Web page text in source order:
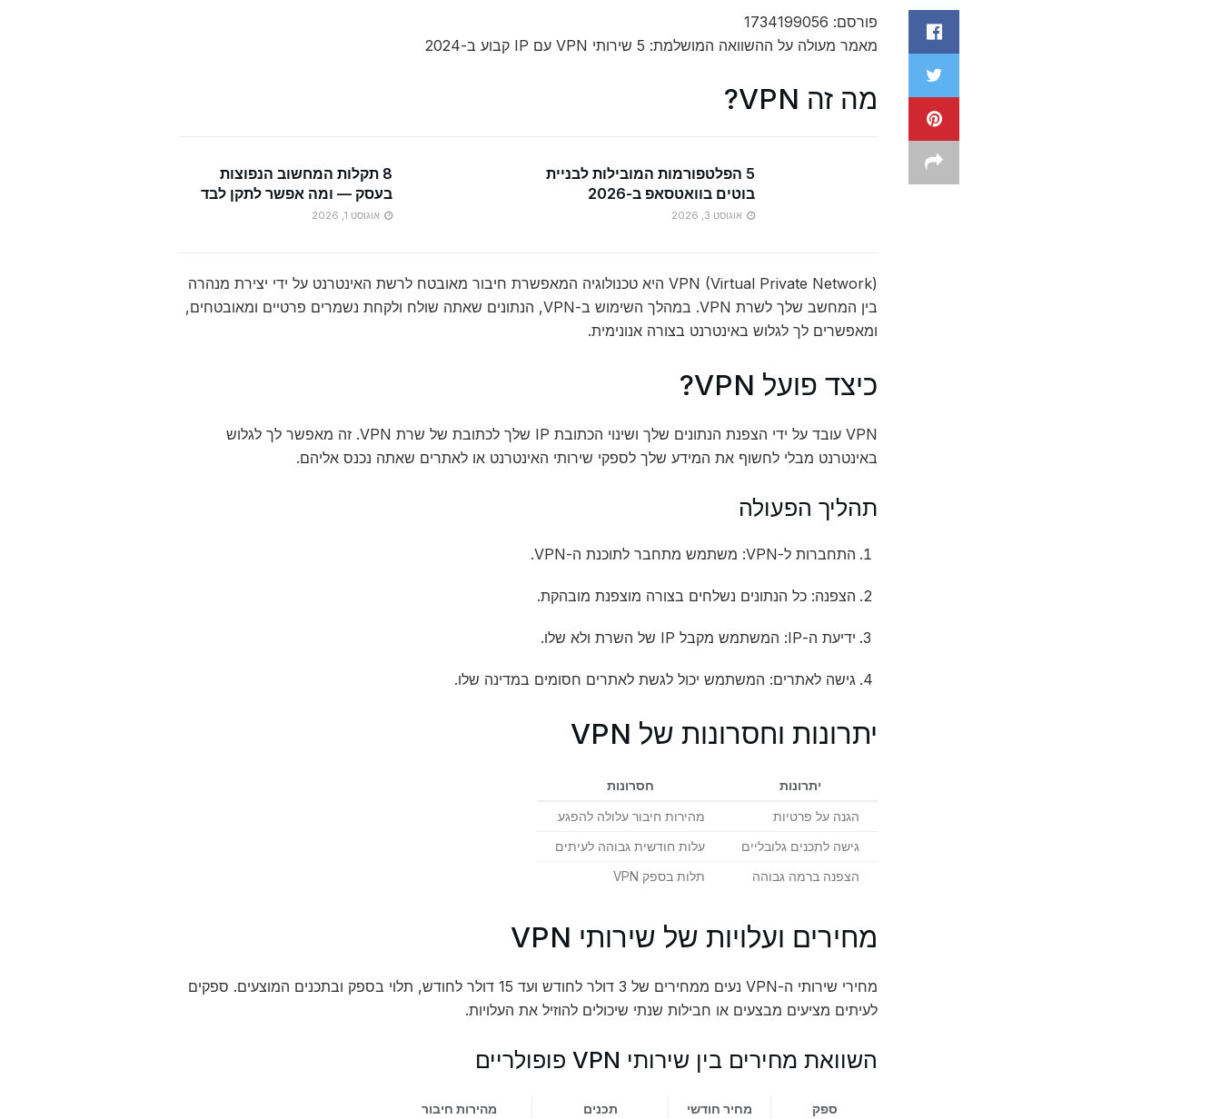
פורסם: 1734199056
מאמר מעולה על ההשוואה המושלמת: 5 שירותי VPN עם IP קבוע ב-2024
מה זה VPN?
5 הפלטפורמות המובילות לבניית
בוטים בוואטסאפ ב-2026
אוגוסט 3, 2026
8 תקלות המחשוב הנפוצות
בעסק — ומה אפשר לתקן לבד
אוגוסט 1, 2026
VPN (Virtual Private Network) היא טכנולוגיה המאפשרת חיבור מאובטח לרשת האינטרנט על ידי יצירת מנהרה
בין המחשב שלך לשרת VPN. במהלך השימוש ב-VPN, הנתונים שאתה שולח ולקחת נשמרים פרטיים ומאובטחים,
ומאפשרים לך לגלוש באינטרנט בצורה אנונימית.
כיצד פועל VPN?
VPN עובד על ידי הצפנת הנתונים שלך ושינוי הכתובת IP שלך לכתובת של שרת VPN. זה מאפשר לך לגלוש
באינטרנט מבלי לחשוף את המידע שלך לספקי שירותי האינטרנט או לאתרים שאתה נכנס אליהם.
תהליך הפעולה
התחברות ל-VPN: משתמש מתחבר לתוכנת ה-VPN.
הצפנה: כל הנתונים נשלחים בצורה מוצפנת מובהקת.
ידיעת ה-IP: המשתמש מקבל IP של השרת ולא שלו.
גישה לאתרים: המשתמש יכול לגשת לאתרים חסומים במדינה שלו.
יתרונות וחסרונות של VPN
יתרונות חסרונות
הגנה על פרטיות מהירות חיבור עלולה להפגע
גישה לתכנים גלובליים עלות חודשית גבוהה לעיתים
הצפנה ברמה גבוהה תלות בספק VPN
מחירים ועלויות של שירותי VPN
מחירי שירותי ה-VPN נעים ממחירים של 3 דולר לחודש ועד 15 דולר לחודש, תלוי בספק ובתכנים המוצעים. ספקים
לעיתים מציעים מבצעים או חבילות שנתי שיכולים להוזיל את העלויות.
השוואת מחירים בין שירותי VPN פופולריים
ספק מחיר חודשי תכנים מהירות חיבור